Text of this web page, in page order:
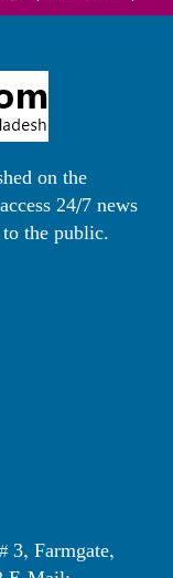
on the
24/7 news
the public.
3, Farmgate,